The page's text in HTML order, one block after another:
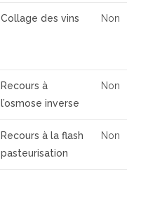
Collage des vins Non
Recours à
l’osmose inverse
Non
Recours à la flash
pasteurisation
Non